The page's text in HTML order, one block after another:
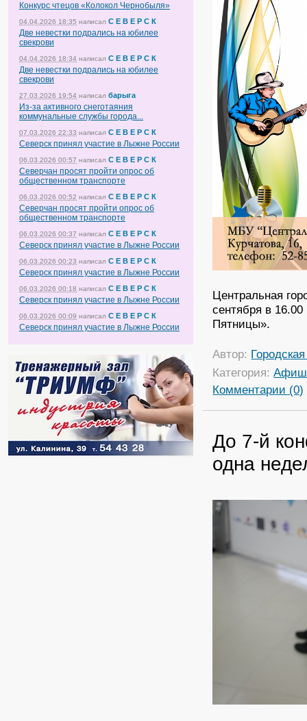
Конкурс чтецов «Колокол Чернобыля»
04.04.2026 18:35 написал С Е В Е Р С К
Две невестки подрались на юбилее
свекрови
04.04.2026 18:34 написал С Е В Е Р С К
Две невестки подрались на юбилее
свекрови
27.03.2026 19:54 написал барыга
Из-за активного снеготаяния
коммунальные службы города...
07.03.2026 22:33 написал С Е В Е Р С К
Северск принял участие в Лыжне России
06.03.2026 00:57 написал С Е В Е Р С К
Северчан просят пройти опрос об
общественном транспорте
06.03.2026 00:52 написал С Е В Е Р С К
Северчан просят пройти опрос об
общественном транспорте
06.03.2026 00:37 написал С Е В Е Р С К
Северск принял участие в Лыжне России
06.03.2026 00:23 написал С Е В Е Р С К
Северск принял участие в Лыжне России
06.03.2026 00:18 написал С Е В Е Р С К
Северск принял участие в Лыжне России
06.03.2026 00:09 написал С Е В Е Р С К
Северск принял участие в Лыжне России
Центральная
сентября в 16.00
Пятницы».
Автор:
Категория:
Комментарии (0)
До 7-й
одна